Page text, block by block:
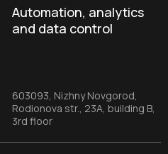
Automation, analytics
and data control
603093, Nizhny Novgorod,
Rodionova str., 23A, building B,
3rd floor